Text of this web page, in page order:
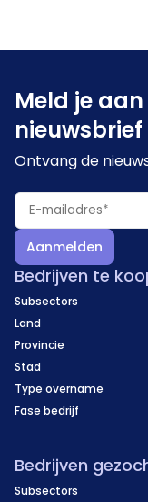
one-stop-shop
specifieke
fundament biedt
van de
Meld je
nieuwsbrief
Ontvang de
Aanmelden
Bedrijven te
Subsectors
Land
Provincie
Stad
Type overname
Fase bedrijf
Bedrijven
Subsectors